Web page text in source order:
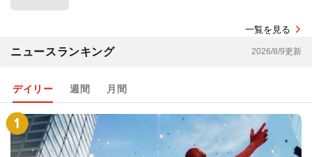
一覧を見る
ニュースランキング 2026/8/9更新
デイリー 週間 月間